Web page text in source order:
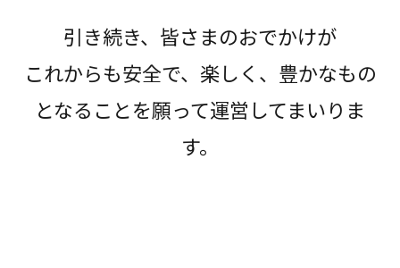
引き続き、皆さまのおでかけが
これからも安全で、楽しく、豊かなもの
となることを願って運営してまいりま
す。